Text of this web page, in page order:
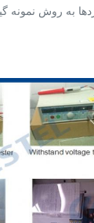
به روش نمونه